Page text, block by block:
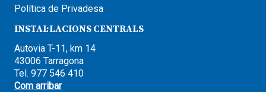
Política de Privadesa
INSTAL·LACIONS CENTRALS
Autovia T-11, km 14
43006 Tarragona
Tel. 977 546 410
Com arribar